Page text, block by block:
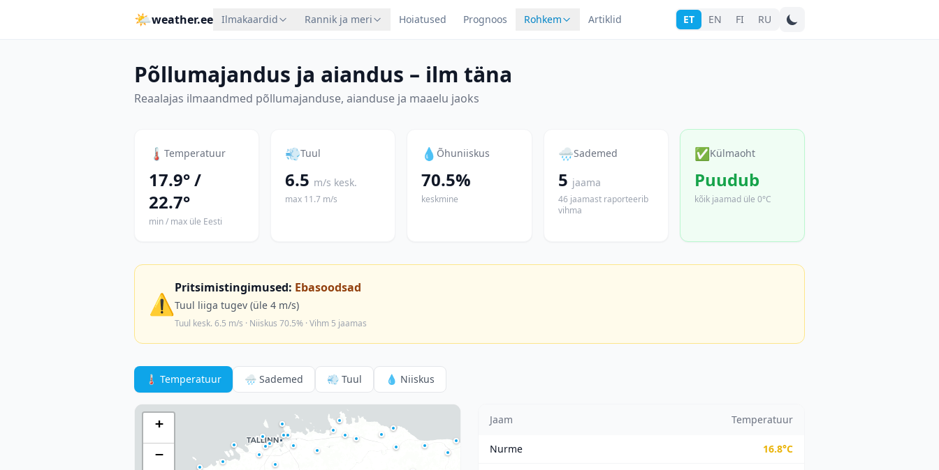
🌤weather.ee Ilmakaardid Rannik ja meri Hoiatused Prognoos Rohkem Artiklid Otsi linna
ET EN FI RU
Põllumajandus ja aiandus – ilm täna
Reaalajas ilmaandmed põllumajanduse, aianduse ja maaelu jaoks
🌡 Temperatuur
17.9°/
22.7°
min / max üle Eesti
💨Tuul
6.5 m/s kesk.
max 11.7 m/s
💧 Õhuniiskus
70.5%
keskmine
🌧Sademed
5 jaama
46 jaamast raporteerib
vihma
✅Külmaoht
Puudub
kõik jaamad üle 0°C
⚠️
Pritsimistingimused: Ebasoodsad
Tuul liiga tugev (üle 4 m/s)
Tuul kesk. 6.5 m/s · Niiskus 70.5% · Vihm 5 jaamas
🌡 Temperatuur 🌧 Sademed 💨 Tuul 💧 Niiskus
+
−
Jaam Temperatuur
Nurme 16.8°C